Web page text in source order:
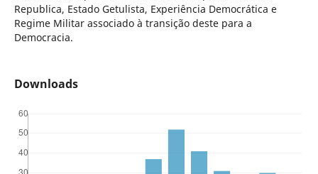
Republica, Estado Getulista, Experiência Democrática e
Regime Militar associado à transição deste para a
Democracia.
Downloads